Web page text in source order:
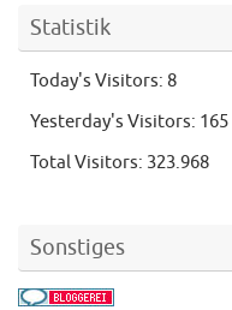
Statistik
Today's Visitors: 8
Yesterday's Visitors: 165
Total Visitors: 323.968
Sonstiges